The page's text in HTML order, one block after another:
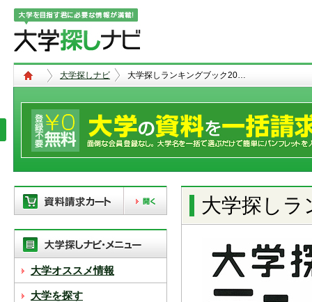
大学探しナビ 大学探しランキングブック20…
現在、以下の学校を「資料請求カー
ト」に登録しています。「資料請求
カート」に登録できる学校は
で。別の学校を登録したい場合は、
リストから「削除」ボタンで登録を
削除して下さい。
大学オススメ情報
大学を探す
大学探しラ